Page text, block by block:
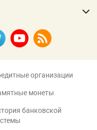
организации
монеты
банковской